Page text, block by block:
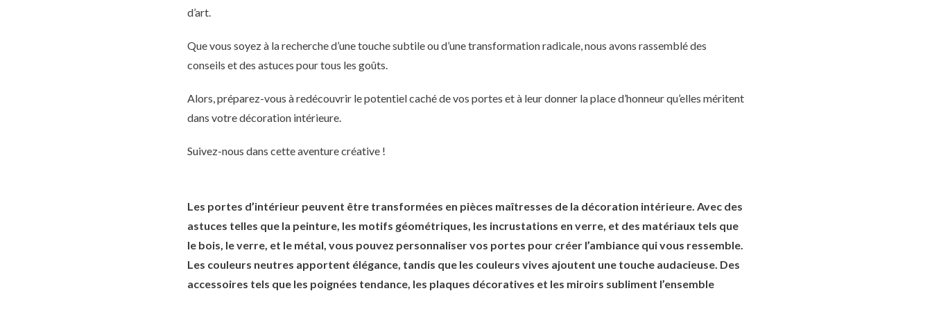
d’art.
Que vous soyez à la recherche d’une touche subtile ou d’une transformation radicale, nous avons rassemblé des
conseils et des astuces pour tous les goûts.
Alors, préparez-vous à redécouvrir le potentiel caché de vos portes et à leur donner la place d’honneur qu’elles méritent
dans votre décoration intérieure.
Suivez-nous dans cette aventure créative !
Les portes d’intérieur peuvent être transformées en pièces maîtresses de la décoration intérieure. Avec des
astuces telles que la peinture, les motifs géométriques, les incrustations en verre, et des matériaux tels que
le bois, le verre, et le métal, vous pouvez personnaliser vos portes pour créer l’ambiance qui vous ressemble.
Les couleurs neutres apportent élégance, tandis que les couleurs vives ajoutent une touche audacieuse. Des
accessoires tels que les poignées tendance, les plaques décoratives et les miroirs subliment l’ensemble